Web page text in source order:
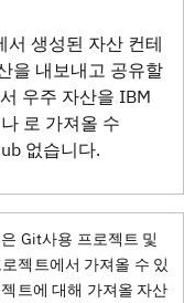
서 생성된 자산 컨테
을 내보내고 공유할
우주 자산을 IBM
로 가져올 수
없습니다.
Git사용 프로젝트 및
젝트에서 가져올 수 있
트에 대해 가져올 자산